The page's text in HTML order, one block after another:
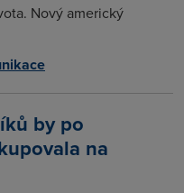
Nový americký
by po
na